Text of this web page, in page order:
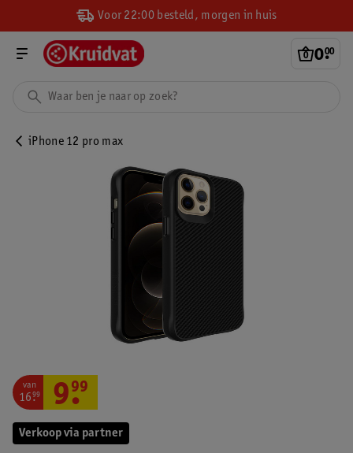
Voor 22:00 besteld, morgen in huis
0.
00
iPhone 12 pro max
Verkoop via partner
van
16.
99 9.
99